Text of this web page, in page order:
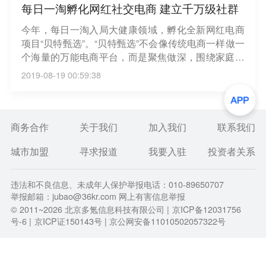
每日一淘孵化网红社交电商 建立千万级社群
今年，每日一淘入局大健康领域，孵化全新网红电商
项目“贝特甄选”。“贝特甄选”不会像传统电商一样做一
个海量的万能电商平台，而是聚焦做深，围绕家庭健
康、营养辅食、护肤减龄等方面，联合国内有先进研
并在这一过程中建立100个千万级的新社群。（亿邦
2019-08-19 00:59:38
商务合作 关于我们 加入我们
联系我们
城市加盟
寻求报道 我要入驻 投资者关系
违法和不良信息、未成年人保护举报电话：010-89650707
举报邮箱：jubao@36kr.com 网上有害信息举报
© 2011~2026北京多氪信息科技有限公司 | 京ICP备12031756
号-6 | 京ICP证150143号 | 京公网安备11010502057322号